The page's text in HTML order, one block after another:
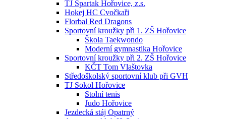
TJ Spartak Hořovice, z.s.
Hokej HC Cvočkaři
Florbal Red Dragons
Sportovní kroužky při 1. ZŠ Hořovice
Škola Taekwondo
Moderní gymnastika Hořovice
Sportovní kroužky při 2. ZŠ Hořovice
KČT Tom Vlaštovka
Středoškolský sportovní klub při GVH
TJ Sokol Hořovice
Stolní tenis
Judo Hořovice
Jezdecká stáj Opatrný